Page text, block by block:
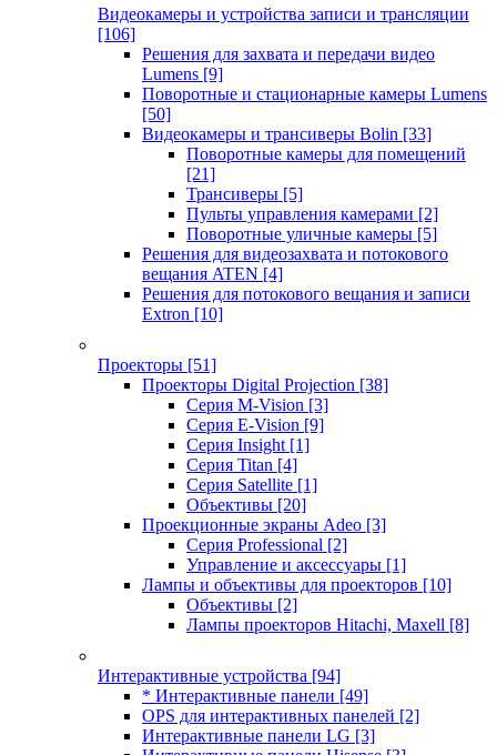
Видеокамеры и устройства записи и трансляции
[106]
Решения для захвата и передачи видео
Lumens [9]
Поворотные и стационарные камеры Lumens
[50]
Видеокамеры и трансиверы Bolin [33]
Поворотные камеры для помещений
[21]
Трансиверы [5]
Пульты управления камерами [2]
Поворотные уличные камеры [5]
Решения для видеозахвата и потокового
вещания ATEN [4]
Решения для потокового вещания и записи
Extron [10]
Проекторы [51]
Проекторы Digital Projection [38]
Серия M-Vision [3]
Серия E-Vision [9]
Серия Insight [1]
Серия Titan [4]
Серия Satellite [1]
Объективы [20]
Проекционные экраны Adeo [3]
Серия Professional [2]
Управление и аксессуары [1]
Лампы и объективы для проекторов [10]
Объективы [2]
Лампы проекторов Hitachi, Maxell [8]
Интерактивные устройства [94]
* Интерактивные панели [49]
OPS для интерактивных панелей [2]
Интерактивные панели LG [3]